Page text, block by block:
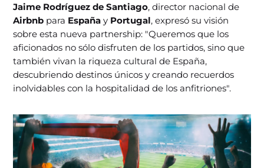
Jaime Rodríguez de Santiago, director nacional de
Airbnb para España y Portugal, expresó su visión
sobre esta nueva partnership: "Queremos que los
aficionados no sólo disfruten de los partidos, sino que
también vivan la riqueza cultural de España,
descubriendo destinos únicos y creando recuerdos
inolvidables con la hospitalidad de los anfitriones".